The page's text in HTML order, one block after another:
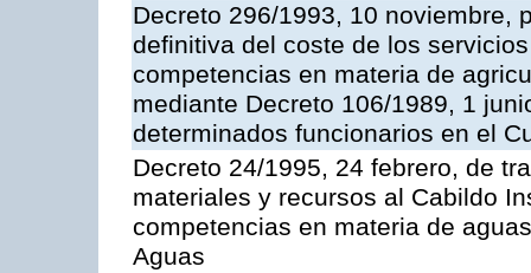
Decreto 296/1993, 10 noviembre,
definitiva del coste de los
competencias en materia de
mediante Decreto 106/1989, 1
determinados funcionarios en el
Decreto 24/1995, 24 febrero, de
materiales y recursos al Cabildo
competencias en materia de
Aguas